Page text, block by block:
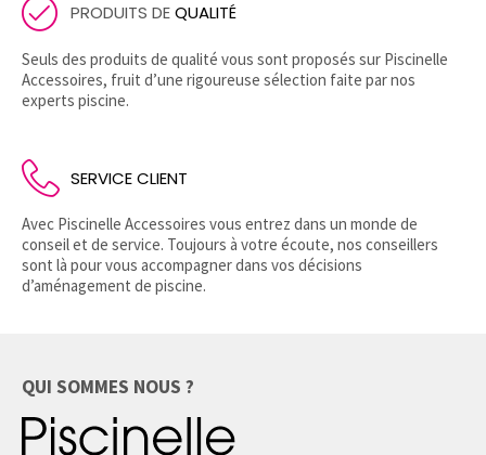
PRODUITS DEQUALITÉ
Seuls des produits de qualité vous sont proposés sur Piscinelle
Accessoires, fruit d’une rigoureuse sélection faite par nos
experts piscine.
SERVICE CLIENT
Avec Piscinelle Accessoires vous entrez dans un monde de
conseil et de service. Toujours à votre écoute, nos conseillers
sont là pour vous accompagner dans vos décisions
d’aménagement de piscine.
QUI SOMMES NOUS ?